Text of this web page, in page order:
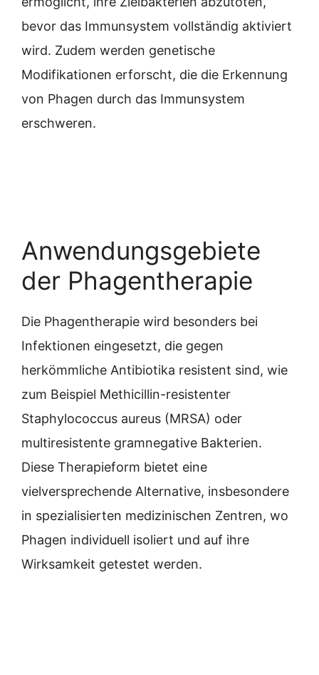
bevor das Immunsystem vollständig aktiviert
wird. Zudem werden genetische
Modifikationen erforscht, die die Erkennung
von Phagen durch das Immunsystem
erschweren.
Anwendungsgebiete
der Phagentherapie
Die Phagentherapie wird besonders bei
Infektionen eingesetzt, die gegen
herkömmliche Antibiotika resistent sind, wie
zum Beispiel Methicillin-resistenter
Staphylococcus aureus (MRSA) oder
multiresistente gramnegative Bakterien.
Diese Therapieform bietet eine
vielversprechende Alternative, insbesondere
in spezialisierten medizinischen Zentren, wo
Phagen individuell isoliert und auf ihre
Wirksamkeit getestet werden.